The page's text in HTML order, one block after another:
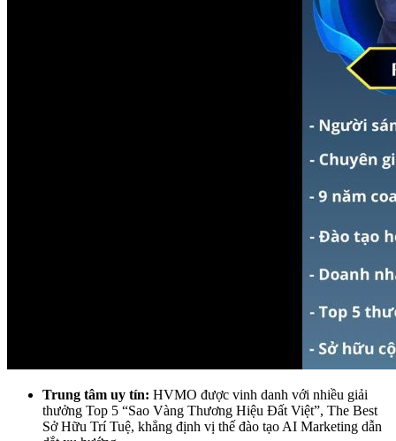
Trung tâm uy tín: HVMO được vinh danh với nhiều giải
thưởng Top 5 “Sao Vàng Thương Hiệu Đất Việt”, The Best
Sở Hữu Trí Tuệ, khẳng định vị thế đào tạo AI Marketing dẫn